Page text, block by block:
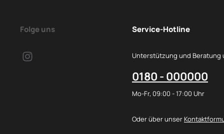
Folge uns Service-Hotline
Unterstützung und Beratung
0180 - 000000
Mo-Fr, 09:00 - 17:00 Uhr
Oder über unser